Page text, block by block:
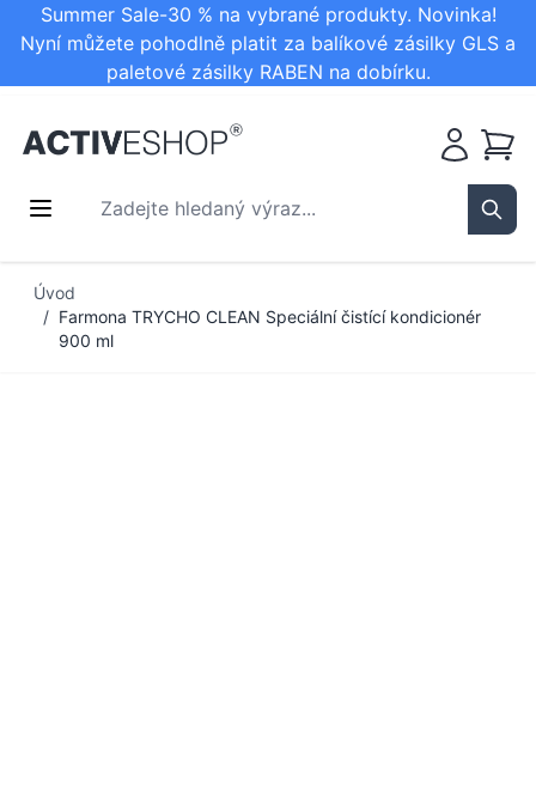
Summer Sale-30 % na vybrané produkty. Novinka!
Nyní můžete pohodlně platit za balíkové zásilky GLS a
paletové zásilky RABEN na dobírku.
Zadejte hledaný výraz...
Košík
Úvod
/ Farmona TRYCHO CLEAN Speciální čistící kondicionér
900 ml